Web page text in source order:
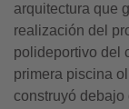
arquitectura que
realización del
polideportivo del
primera piscina
construyó